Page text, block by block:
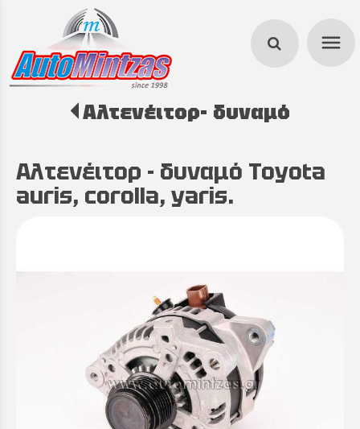
menu
Αλτενέιτορ- δυναμό
Αλτενέιτορ - δυναμό Toyota
auris, corolla, yaris.